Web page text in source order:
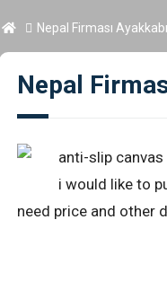
Nepal Firması
Nepal
anti-slip
i would like to
need price and other